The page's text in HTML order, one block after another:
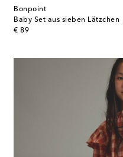
Bonpoint
Baby Set aus sieben Lätzchen
€ 89
original price